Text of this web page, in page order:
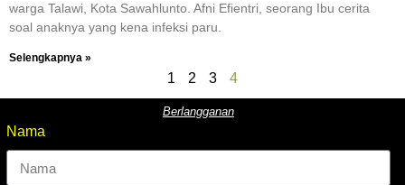
warga Talawi, Kota Sawahlunto. Afni Efientri, seorang Ibu cerita
soal anaknya yang kena infeksi paru.
Selengkapnya »
1 2 3 4
Berlangganan
Nama